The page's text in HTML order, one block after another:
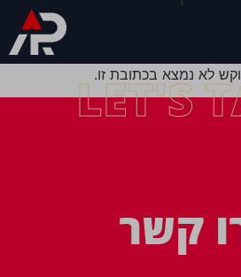
לא נמצא בכתובת זו.
LET'S
קשר